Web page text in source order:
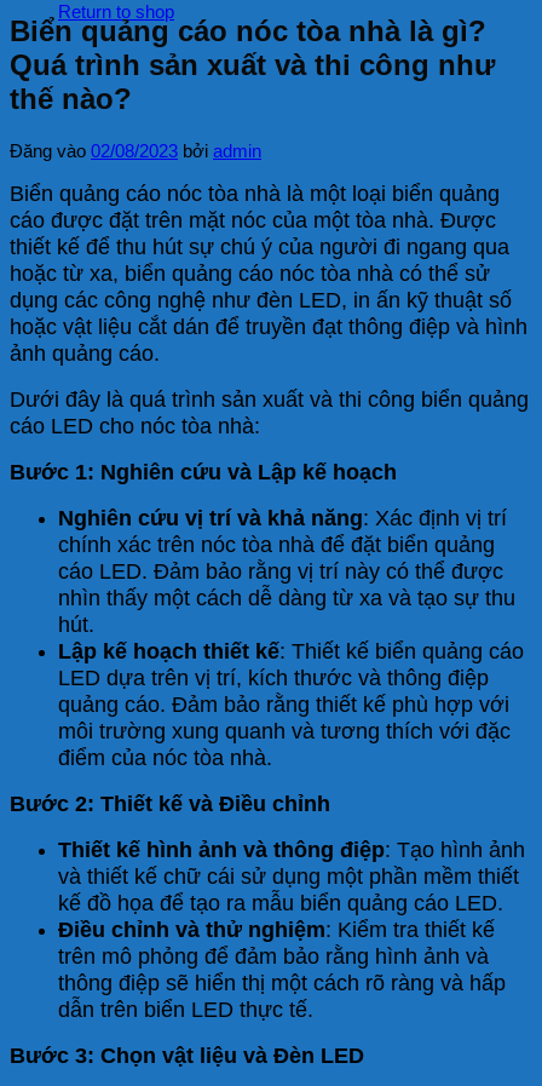
Return to shop
Biển quảng cáo nóc tòa nhà là gì?
Quá trình sản xuất và thi công như
thế nào?
Đăng vào 02/08/2023 bởi admin
Biển quảng cáo nóc tòa nhà là một loại biển quảng
cáo được đặt trên mặt nóc của một tòa nhà. Được
thiết kế để thu hút sự chú ý của người đi ngang qua
hoặc từ xa, biển quảng cáo nóc tòa nhà có thể sử
dụng các công nghệ như đèn LED, in ấn kỹ thuật số
hoặc vật liệu cắt dán để truyền đạt thông điệp và hình
ảnh quảng cáo.
Dưới đây là quá trình sản xuất và thi công biển quảng
cáo LED cho nóc tòa nhà:
Bước 1: Nghiên cứu và Lập kế hoạch
Nghiên cứu vị trí và khả năng: Xác định vị trí
chính xác trên nóc tòa nhà để đặt biển quảng
cáo LED. Đảm bảo rằng vị trí này có thể được
nhìn thấy một cách dễ dàng từ xa và tạo sự thu
hút.
Lập kế hoạch thiết kế: Thiết kế biển quảng cáo
LED dựa trên vị trí, kích thước và thông điệp
quảng cáo. Đảm bảo rằng thiết kế phù hợp với
môi trường xung quanh và tương thích với đặc
điểm của nóc tòa nhà.
Bước 2: Thiết kế và Điều chỉnh
Thiết kế hình ảnh và thông điệp: Tạo hình ảnh
và thiết kế chữ cái sử dụng một phần mềm thiết
kế đồ họa để tạo ra mẫu biển quảng cáo LED.
Điều chỉnh và thử nghiệm: Kiểm tra thiết kế
trên mô phỏng để đảm bảo rằng hình ảnh và
thông điệp sẽ hiển thị một cách rõ ràng và hấp
dẫn trên biển LED thực tế.
Bước 3: Chọn vật liệu và Đèn LED